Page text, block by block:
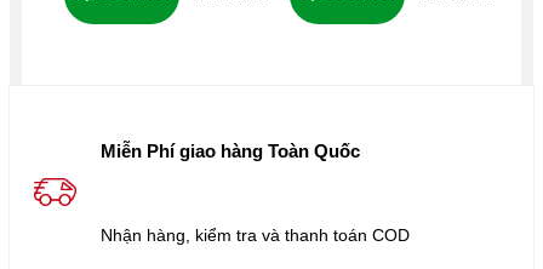
Miễn Phí giao hàng Toàn Quốc
Nhận hàng, kiểm tra và thanh toán COD